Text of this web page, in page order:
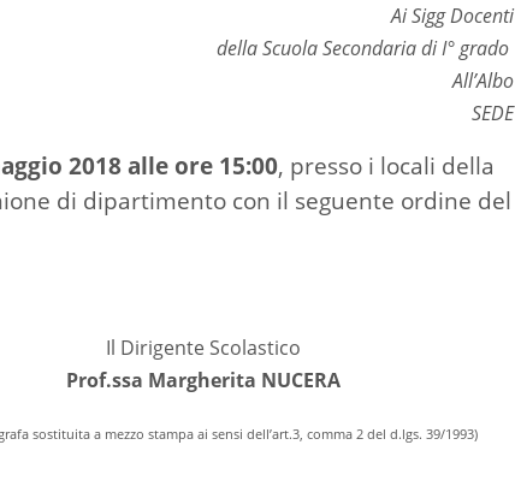
Ai Sigg Docenti
della Scuola Secondaria di I° grado
All’Albo
SEDE
2018 alle ore 15:00, presso i locali della
di dipartimento con il seguente ordine del
Il Dirigente Scolastico
Prof.ssa Margherita NUCERA
sostituita a mezzo stampa ai sensi dell’art.3, comma 2 del d.lgs. 39/1993)